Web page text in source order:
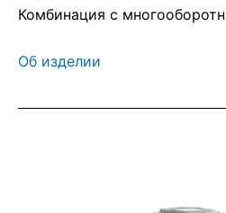
Комбинация с
Об изделии